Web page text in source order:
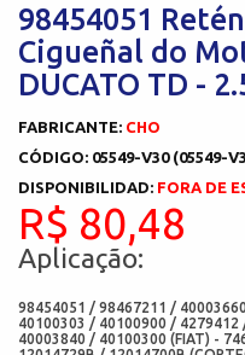
98454051
Cigueñal do
DUCATO TD -
FABRICANTE: CHO
CÓDIGO: 05549-V30 (05549-
DISPONIBILIDAD: FORA DE
R$ 80,48
Aplicação:
98454051 / 98467211 /
40100303 / 40100900 / 4279412
40003840 / 40100300 (FIAT) -